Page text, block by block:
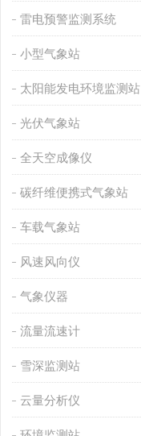
雷电预警监测系统
小型气象站
太阳能发电环境监测站
光伏气象站
全天空成像仪
碳纤维便携式气象站
车载气象站
风速风向仪
气象仪器
流量流速计
雪深监测站
云量分析仪